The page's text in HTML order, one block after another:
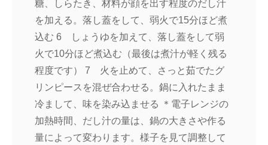
糖、しらたき、材料が顔を出す程度のだし汁
を加える。落し蓋をして、弱火で15分ほど煮
込む 6 しょうゆを加えて、落し蓋をして弱
火で10分ほど煮込む（最後は煮汁が軽く残る
程度です） 7 火を止めて、さっと茹でたグ
リンピースを混ぜ合わせる。鍋に入れたまま
冷まして、味を染み込ませる ＊電子レンジの
加熱時間、だし汁の量は、鍋の大きさや作る
量によって変わります。様子を見て調整して